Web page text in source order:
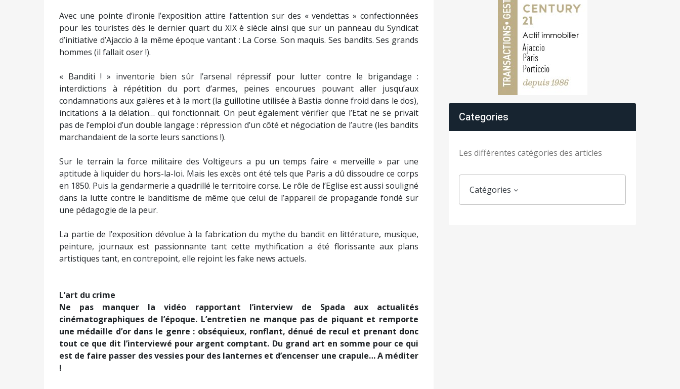
Avec une pointe d’ironie l’exposition attire l’attention sur des « vendettas » confectionnées
pour les touristes dès le dernier quart du XIX è siècle ainsi que sur un panneau du Syndicat
d’initiative d’Ajaccio à la même époque vantant : La Corse. Son maquis. Ses bandits. Ses grands
hommes (il fallait oser !).
« Banditi ! » inventorie bien sûr l’arsenal répressif pour lutter contre le brigandage :
interdictions à répétition du port d’armes, peines encourues pouvant aller jusqu’aux
condamnations aux galères et à la mort (la guillotine utilisée à Bastia donne froid dans le dos),
incitations à la délation… qui fonctionnait. On peut également vérifier que l’Etat ne se privait
pas de l’emploi d’un double langage : répression d’un côté et négociation de l’autre (les bandits
marchandaient de la sorte leurs sanctions !).
Sur le terrain la force militaire des Voltigeurs a pu un temps faire « merveille » par une
aptitude à liquider du hors-la-loi. Mais les excès ont été tels que Paris a dû dissoudre ce corps
en 1850. Puis la gendarmerie a quadrillé le territoire corse. Le rôle de l’Eglise est aussi souligné
dans la lutte contre le banditisme de même que celui de l’appareil de propagande fondé sur
une pédagogie de la peur.
La partie de l’exposition dévolue à la fabrication du mythe du bandit en littérature, musique,
peinture, journaux est passionnante tant cette mythification a été florissante aux plans
artistiques tant, en contrepoint, elle rejoint les fake news actuels.
L’art du crime
Ne pas manquer la vidéo rapportant l’interview de Spada aux actualités
cinématographiques de l’époque. L’entretien ne manque pas de piquant et remporte
une médaille d’or dans le genre : obséquieux, ronflant, dénué de recul et prenant donc
tout ce que dit l’interviewé pour argent comptant. Du grand art en somme pour ce qui
est de faire passer des vessies pour des lanternes et d’encenser une crapule… A méditer
!
Categories
Les différentes catégories des articles
Catégories